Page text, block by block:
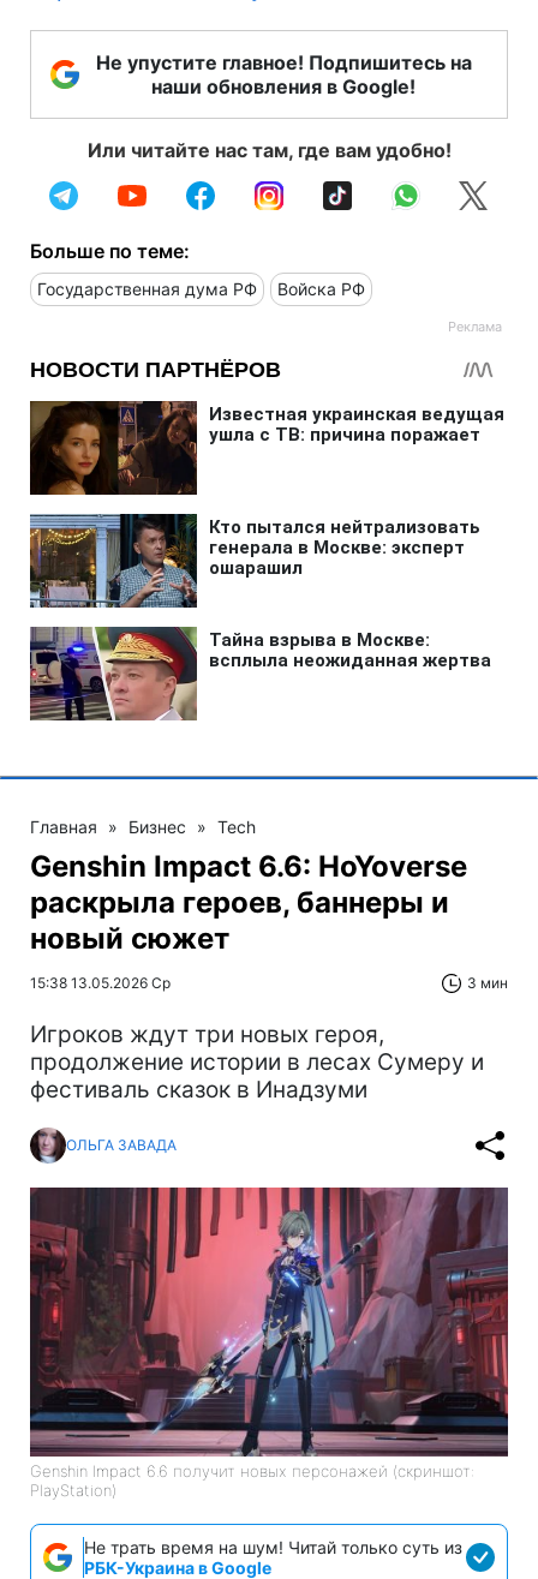
Не упустите главное! Подпишитесь на
наши обновления в Google!
Или читайте нас там, где вам удобно!
Больше по теме:
Государственная дума РФ Войска РФ
Главная » Бизнес » Tech
Genshin Impact 6.6: HoYoverse
раскрыла героев, баннеры и
новый сюжет
15:38 13.05.2026 Ср 3 мин
Игроков ждут три новых героя,
продолжение истории в лесах Сумеру и
фестиваль сказок в Инадзуми
ОЛЬГА ЗАВАДА
Genshin Impact 6.6 получит новых персонажей (скриншот:
PlayStation)
Не трать время на шум! Читай только суть из
РБК-Украина в Google